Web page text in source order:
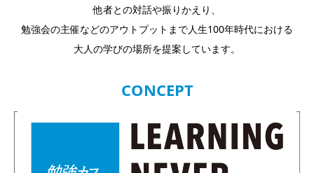
他者との対話や振りかえり、
勉強会の主催などのアウトプットまで人生100年時代における
大人の学びの場所を提案しています。
CONCEPT